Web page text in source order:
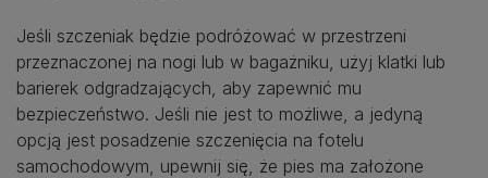
Jeśli szczeniak będzie podróżować w przestrzeni
przeznaczonej na nogi lub w bagażniku, użyj klatki lub
barierek odgradzających, aby zapewnić mu
bezpieczeństwo. Jeśli nie jest to możliwe, a jedyną
opcją jest posadzenie szczenięcia na fotelu
samochodowym, upewnij się, że pies ma założone